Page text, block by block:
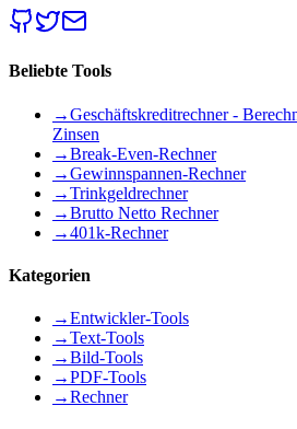
Beliebte Tools
→Geschäftskreditrechner -
Zinsen
→Break-Even-Rechner
→Gewinnspannen-Rechner
→Trinkgeldrechner
→Brutto Netto Rechner
→401k-Rechner
Kategorien
→Entwickler-Tools
→Text-Tools
→Bild-Tools
→PDF-Tools
→Rechner